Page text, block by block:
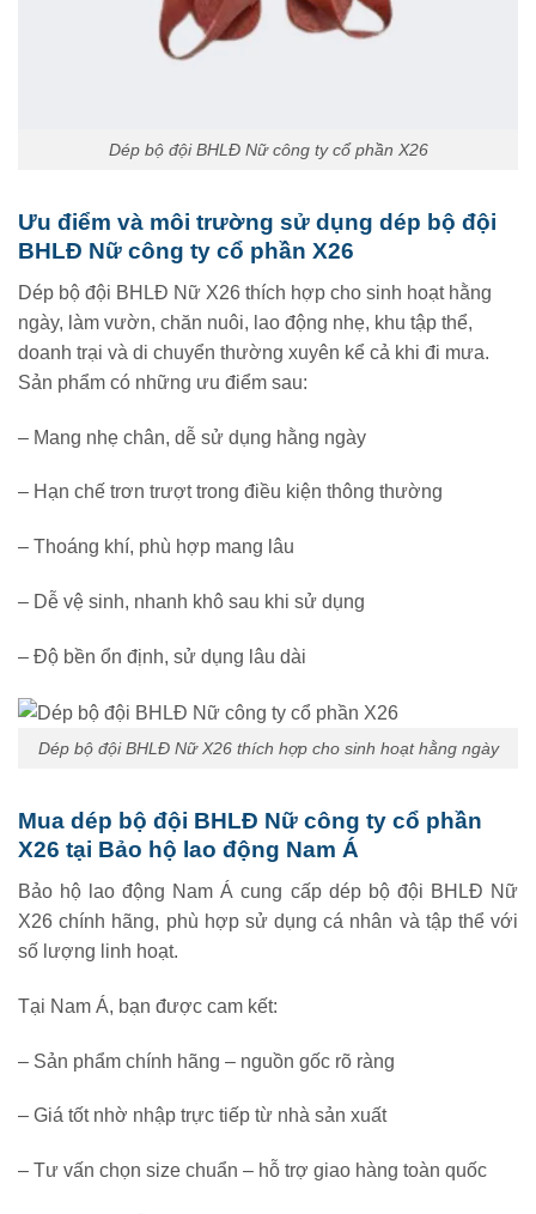
Dép bộ đội BHLĐ Nữ công ty cổ phần X26
Ưu điểm và môi trường sử dụng dép bộ đội
BHLĐ Nữ công ty cổ phần X26
Dép bộ đội BHLĐ Nữ X26 thích hợp cho sinh hoạt hằng
ngày, làm vườn, chăn nuôi, lao động nhẹ, khu tập thể,
doanh trại và di chuyển thường xuyên kể cả khi đi mưa.
Sản phẩm có những ưu điểm sau:
– Mang nhẹ chân, dễ sử dụng hằng ngày
– Hạn chế trơn trượt trong điều kiện thông thường
– Thoáng khí, phù hợp mang lâu
– Dễ vệ sinh, nhanh khô sau khi sử dụng
– Độ bền ổn định, sử dụng lâu dài
Dép bộ đội BHLĐ Nữ X26 thích hợp cho sinh hoạt hằng ngày
Mua dép bộ đội BHLĐ Nữ công ty cổ phần
X26 tại Bảo hộ lao động Nam Á
Bảo hộ lao động Nam Á cung cấp dép bộ đội BHLĐ Nữ
X26 chính hãng, phù hợp sử dụng cá nhân và tập thể với
số lượng linh hoạt.
Tại Nam Á, bạn được cam kết:
– Sản phẩm chính hãng – nguồn gốc rõ ràng
– Giá tốt nhờ nhập trực tiếp từ nhà sản xuất
– Tư vấn chọn size chuẩn – hỗ trợ giao hàng toàn quốc